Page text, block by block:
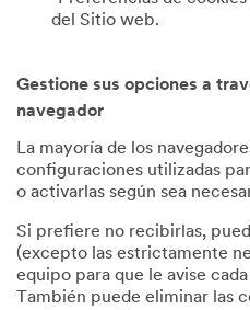
del Sitio web.
Gestione sus opciones a
navegador
La mayoría de los
configuraciones utilizadas
o activarlas según sea
Si prefiere no recibirlas,
(excepto las estrictamente
equipo para que le avise
También puede eliminar las